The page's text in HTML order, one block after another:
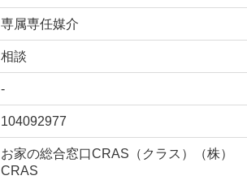
専属専任媒介
相談
-
104092977
お家の総合窓口CRAS（クラス）（株）
CRAS